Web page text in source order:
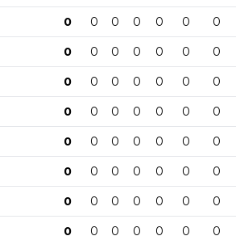
0 0 0 0 0 0 0
0 0 0 0 0 0 0
0 0 0 0 0 0 0
0 0 0 0 0 0 0
0 0 0 0 0 0 0
0 0 0 0 0 0 0
0 0 0 0 0 0 0
0 0 0 0 0 0 0